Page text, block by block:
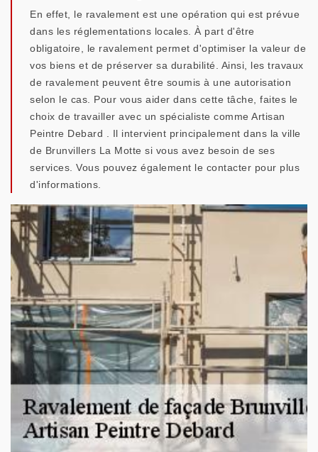
En effet, le ravalement est une opération qui est prévue
dans les réglementations locales. À part d'être
obligatoire, le ravalement permet d'optimiser la valeur de
vos biens et de préserver sa durabilité. Ainsi, les travaux
de ravalement peuvent être soumis à une autorisation
selon le cas. Pour vous aider dans cette tâche, faites le
choix de travailler avec un spécialiste comme Artisan
Peintre Debard . Il intervient principalement dans la ville
de Brunvillers La Motte si vous avez besoin de ses
services. Vous pouvez également le contacter pour plus
d'informations.